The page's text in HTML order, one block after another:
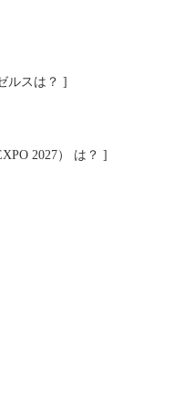
ルスは？ ]
2027） は？ ]